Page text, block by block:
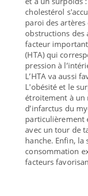
cholestérol
paroi des artères
obstructions des
facteur
(HTA) qui
pression à
L’HTA va aussi
L'obésité et le
étroitement à un
d’infarctus du
particulièrement
avec un tour de
hanche. Enfin, la
consommation
facteurs